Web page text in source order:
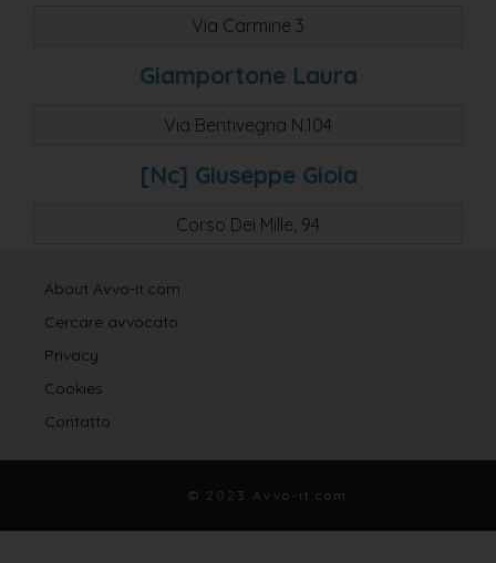
Via Carmine 3
Giamportone Laura
Via Bentivegna N.104
[nc] Giuseppe Gioia
Corso Dei Mille, 94
About Avvo-it.com
Cercare avvocato
Privacy
Cookies
Contatto
© 2023 Avvo-it.com